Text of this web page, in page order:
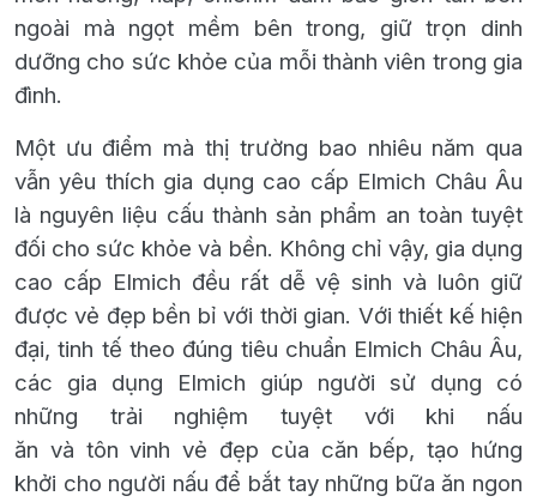
ngoài mà ngọt mềm bên trong, giữ trọn dinh
dưỡng cho sức khỏe của mỗi thành viên trong gia
đình.
Một ưu điểm mà thị trường bao nhiêu năm qua
vẫn yêu thích gia dụng cao cấp Elmich Châu Âu
là nguyên liệu cấu thành sản phẩm an toàn tuyệt
đối cho sức khỏe và bền. Không chỉ vậy, gia dụng
cao cấp Elmich đều rất dễ vệ sinh và luôn giữ
được vẻ đẹp bền bỉ với thời gian. Với thiết kế hiện
đại, tinh tế theo đúng tiêu chuẩn Elmich Châu Âu,
các gia dụng Elmich giúp người sử dụng có
những trải nghiệm tuyệt với khi nấu
ăn và tônvinhvẻ đẹp của căn bếp, tạo hứng
khởi cho người nấu để bắt tay những bữa ăn ngon